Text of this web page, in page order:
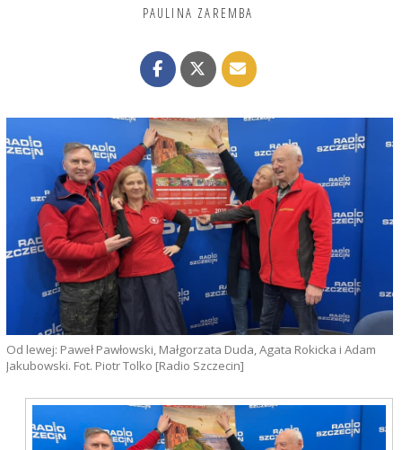
PAULINA ZAREMBA
Od lewej: Paweł Pawłowski, Małgorzata Duda, Agata Rokicka i Adam
Jakubowski. Fot. Piotr Tolko [Radio Szczecin]